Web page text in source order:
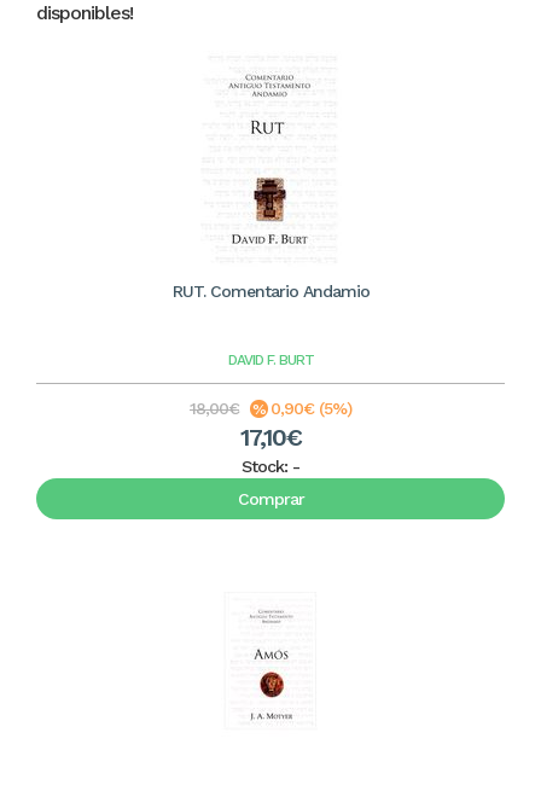
disponibles!
RUT. Comentario Andamio
DAVID F. BURT
18,00€ 0,90€ (5%)
17,10€
Stock: -
Comprar